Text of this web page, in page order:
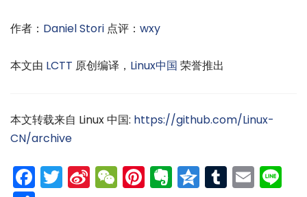
作者： Daniel Stori 点评： wxy
本文由 LCTT 原创编译， Linux中国 荣誉推出
本文转载来自 Linux 中国: https://github.com/Linux-
CN/archive
Facebook
Twitter
SinaWeChat
Pinterest
Evernote
Qzone
Tumblr